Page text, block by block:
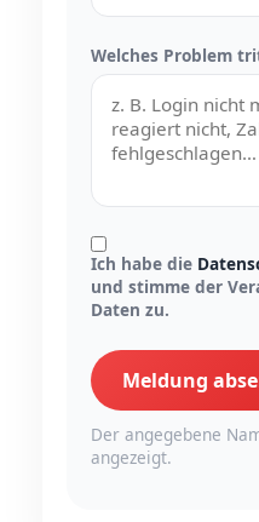
Welches Problem
Ich habe die
und stimme der
Daten zu.
Meldung
Der angegebene
angezeigt.